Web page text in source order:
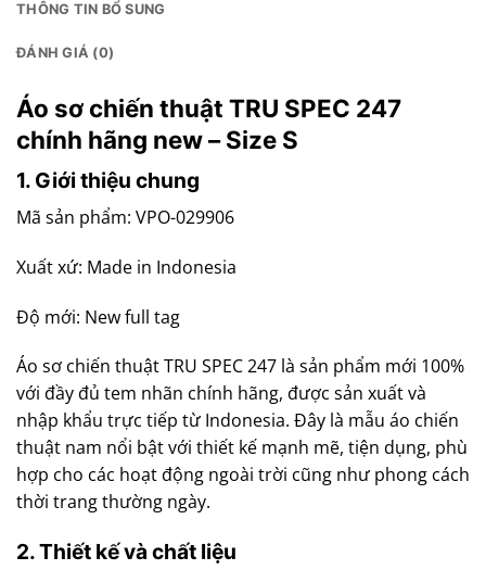
THÔNG TIN BỔ SUNG
ĐÁNH GIÁ (0)
Áo sơ chiến thuật TRU SPEC 247
chính hãng new – Size S
1. Giới thiệu chung
Mã sản phẩm: VPO-029906
Xuất xứ: Made in Indonesia
Độ mới: New full tag
Áo sơ chiến thuật TRU SPEC 247 là sản phẩm mới 100%
với đầy đủ tem nhãn chính hãng, được sản xuất và
nhập khẩu trực tiếp từ Indonesia. Đây là mẫu áo chiến
thuật nam nổi bật với thiết kế mạnh mẽ, tiện dụng, phù
hợp cho các hoạt động ngoài trời cũng như phong cách
thời trang thường ngày.
2. Thiết kế và chất liệu